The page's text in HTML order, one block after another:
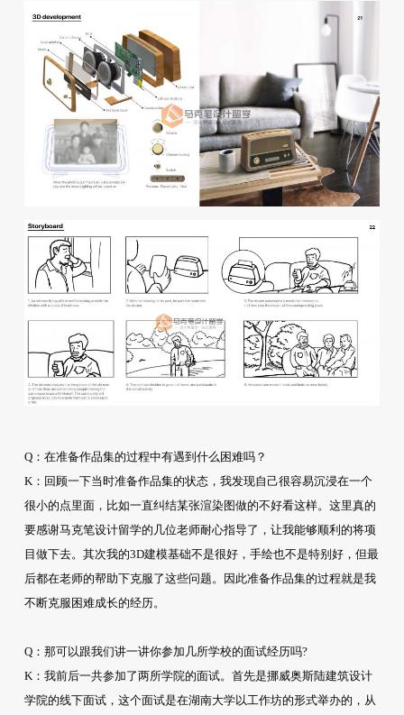
Q：在准备作品集的过程中有遇到什么困难吗？
K：回顾一下当时准备作品集的状态，我发现自己很容易沉浸在一个
很小的点里面，比如一直纠结某张渲染图做的不好看这样。这里真的
要感谢马克笔设计留学的几位老师耐心指导了，让我能够顺利的将项
目做下去。其次我的3D建模基础不是很好，手绘也不是特别好，但最
后都在老师的帮助下克服了这些问题。因此准备作品集的过程就是我
不断克服困难成长的经历。
Q：那可以跟我们讲一讲你参加几所学校的面试经历吗?
K：我前后一共参加了两所学院的面试。首先是挪威奥斯陆建筑设计
学院的线下面试，这个面试是在湖南大学以工作坊的形式举办的，从